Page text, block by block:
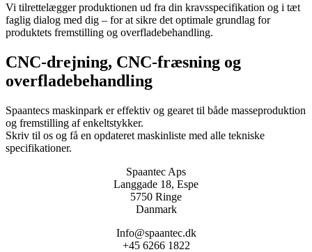
Vi tilrettelægger produktionen ud fra din kravsspecifikation og i tæt
faglig dialog med dig – for at sikre det optimale grundlag for
produktets fremstilling og overfladebehandling.
CNC-drejning, CNC-fræsning og
overfladebehandling
Spaantecs maskinpark er effektiv og gearet til både masseproduktion
og fremstilling af enkeltstykker.
Skriv til os og få en opdateret maskinliste med alle tekniske
specifikationer.
Spaantec Aps
Langgade 18, Espe
5750 Ringe
Danmark
Info@spaantec.dk
+45 6266 1822